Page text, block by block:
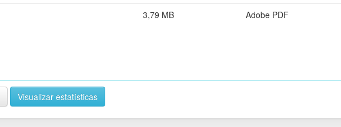
3,79 MB Adobe PDF
Visualizar estatísticas